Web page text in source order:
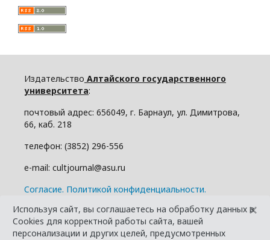
Издательство Алтайского государственного
университета:
почтовый адрес: 656049, г. Барнаул, ул. Димитрова,
66, каб. 218
телефон: (3852) 296-556
e-mail: cultjournal@asu.ru
Cогласие. Политикой конфиденциальности.
Используя сайт, вы соглашаетесь на обработку данных в
Cookies для корректной работы сайта, вашей
персонализации и других целей, предусмотренных
×